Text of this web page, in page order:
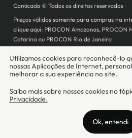
Camicado © Todos os direitos reservados
Preços válidos somente para compras na
clique aqui: PROCON Amazonas, PROCON
Catarina ou PROCON Rio de Janeiro
prestando os serviços de abertura de conta
crédito), conforme a regulação vigente.